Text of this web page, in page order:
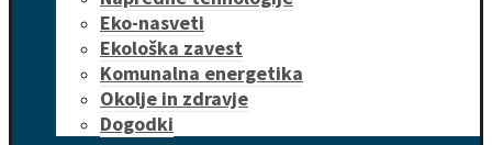
Eko-nasveti
Ekološka zavest
Komunalna energetika
Okolje in zdravje
Dogodki